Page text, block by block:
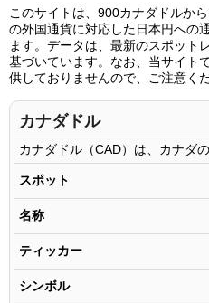
900.08 CAD
900.09 CAD
900.10 CAD
900.11 CAD
900.12 CAD
900.13 CAD
900.14 CAD
900.15 CAD
900.16 CAD
このサイトは、900カナダドルか
の外国通貨に対応した日本円への
ます。データは、最新のスポット
基づいています。なお、当サイト
供しておりませんので、ご注意くだ
カナダドル
カナダドル（CAD）は、カナダ
スポット
名称
ティッカー
シンボル